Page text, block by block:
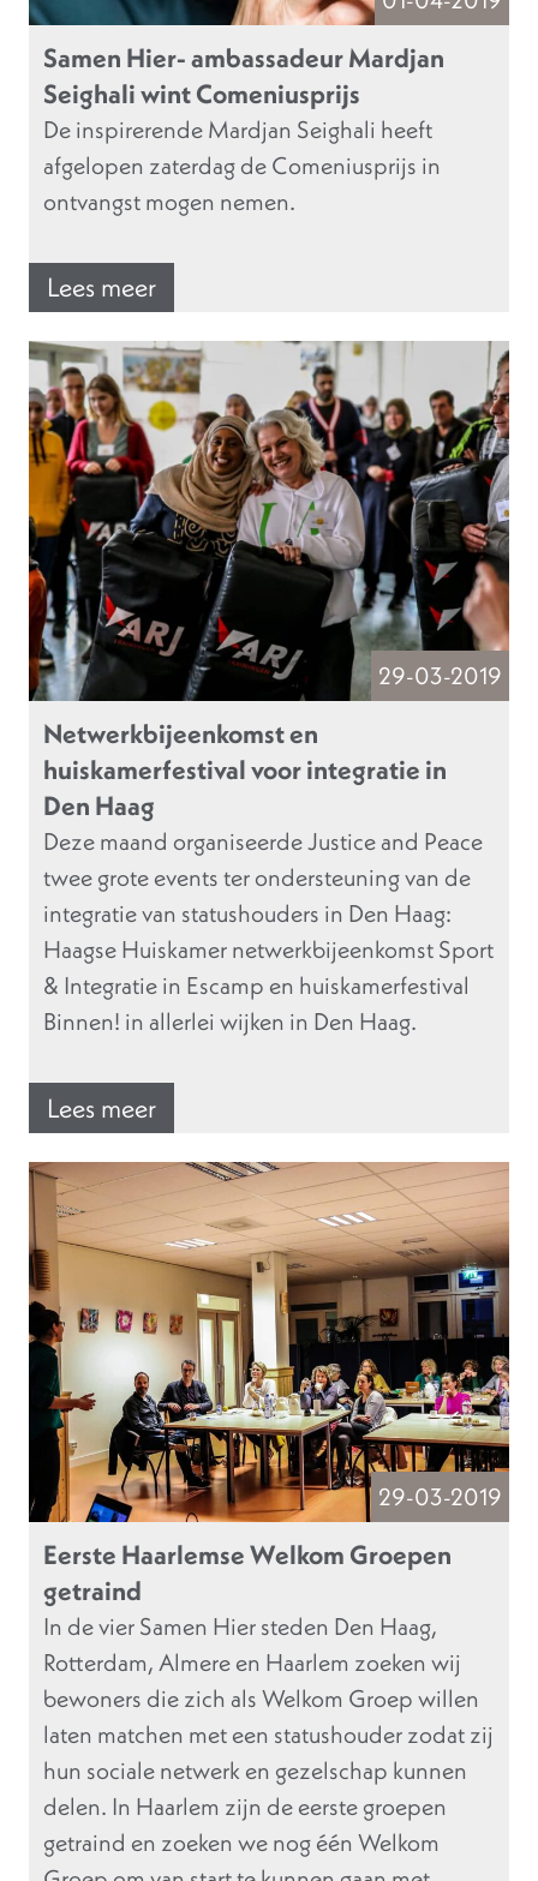
Samen Hier- ambassadeur Mardjan
Seighali wint Comeniusprijs
De inspirerende Mardjan Seighali heeft
afgelopen zaterdag de Comeniusprijs in
ontvangst mogen nemen.
Lees meer
29-03-2019
Netwerkbijeenkomst en
huiskamerfestival voor integratie in
Den Haag
Deze maand organiseerde Justice and Peace
twee grote events ter ondersteuning van de
integratie van statushouders in Den Haag:
Haagse Huiskamer netwerkbijeenkomst Sport
& Integratie in Escamp en huiskamerfestival
Binnen! in allerlei wijken in Den Haag.
Lees meer
29-03-2019
Eerste Haarlemse Welkom Groepen
getraind
In de vier Samen Hier steden Den Haag,
Rotterdam, Almere en Haarlem zoeken wij
bewoners die zich als Welkom Groep willen
laten matchen met een statushouder zodat zij
hun sociale netwerk en gezelschap kunnen
delen. In Haarlem zijn de eerste groepen
getraind en zoeken we nog één Welkom